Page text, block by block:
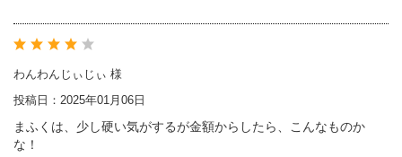
わんわんじぃじぃ 様
投稿日：2025年01月06日
まふくは、少し硬い気がするが金額からしたら、こんなものか
な！